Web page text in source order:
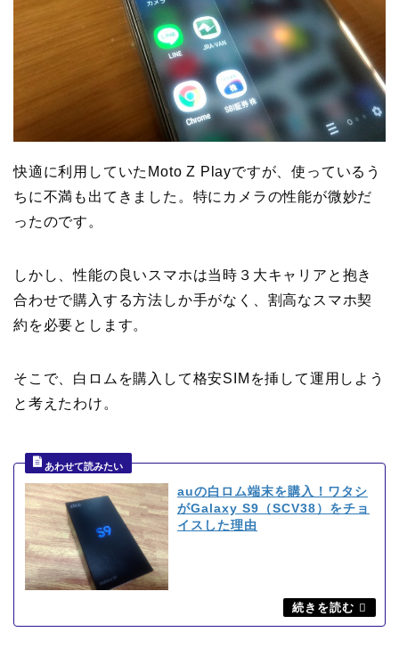
快適に利用していたMoto Z Playですが、使っているう
ちに不満も出てきました。特にカメラの性能が微妙だ
ったのです。
しかし、性能の良いスマホは当時３大キャリアと抱き
合わせで購入する方法しか手がなく、割高なスマホ契
約を必要とします。
そこで、白ロムを購入して格安SIMを挿して運用しよう
と考えたわけ。
auの白ロム端末を購入！ワタシ
がGalaxy S9（SCV38）をチョ
イスした理由